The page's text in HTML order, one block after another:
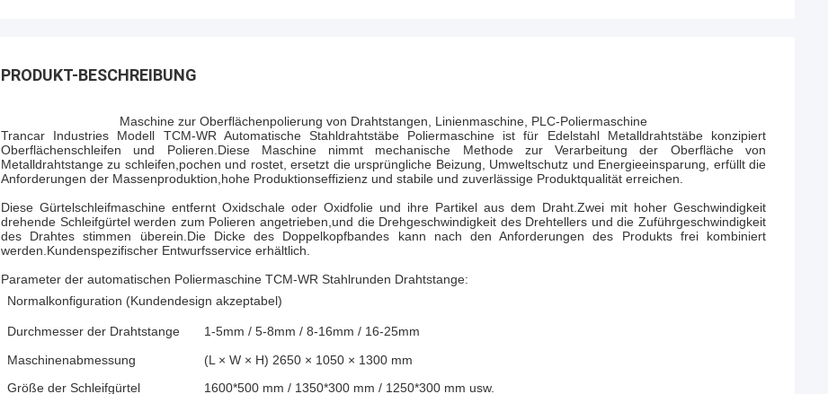
PRODUKT-BESCHREIBUNG
Maschine zur Oberflächenpolierung von Drahtstangen, Linienmaschine, PLC-Poliermaschine
Trancar Industries Modell TCM-WR Automatische Stahldrahtstäbe Poliermaschine ist für Edelstahl Metalldrahtstäbe konzipiert
Oberflächenschleifen und Polieren.Diese Maschine nimmt mechanische Methode zur Verarbeitung der Oberfläche von
Metalldrahtstange zu schleifen,pochen und rostet, ersetzt die ursprüngliche Beizung, Umweltschutz und Energieeinsparung, erfüllt die
Anforderungen der Massenproduktion,hohe Produktionseffizienz und stabile und zuverlässige Produktqualität erreichen.
Diese Gürtelschleifmaschine entfernt Oxidschale oder Oxidfolie und ihre Partikel aus dem Draht.Zwei mit hoher Geschwindigkeit
drehende Schleifgürtel werden zum Polieren angetrieben,und die Drehgeschwindigkeit des Drehtellers und die Zuführgeschwindigkeit
des Drahtes stimmen überein.Die Dicke des Doppelkopfbandes kann nach den Anforderungen des Produkts frei kombiniert
werden.Kundenspezifischer Entwurfsservice erhältlich.
Parameter der automatischen Poliermaschine TCM-WR Stahlrunden Drahtstange:
Normalkonfiguration (Kundendesign akzeptabel)
Durchmesser der Drahtstange
1-5mm / 5-8mm / 8-16mm / 16-25mm
Maschinenabmessung
(L × W × H) 2650 × 1050 × 1300 mm
Größe der Schleifgürtel
1600*500 mm / 1350*300 mm / 1250*300 mm usw.